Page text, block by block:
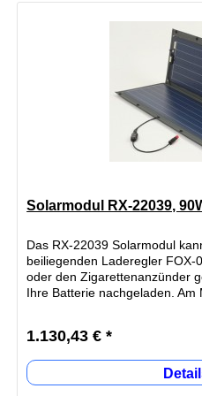
Solarmodul RX-22039,
Das RX-22039 Solarmodul
beiliegenden Laderegler FOX-
oder den Zigarettenanzünder
Ihre Batterie nachgeladen.
1.130,43 € *